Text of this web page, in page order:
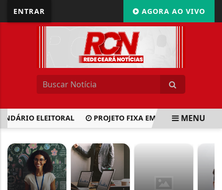
ENTRAR AGORA AO VIVO
ELEITORAL PROJETO FIXA EM R$ 2,50 O PREÇO
MENU